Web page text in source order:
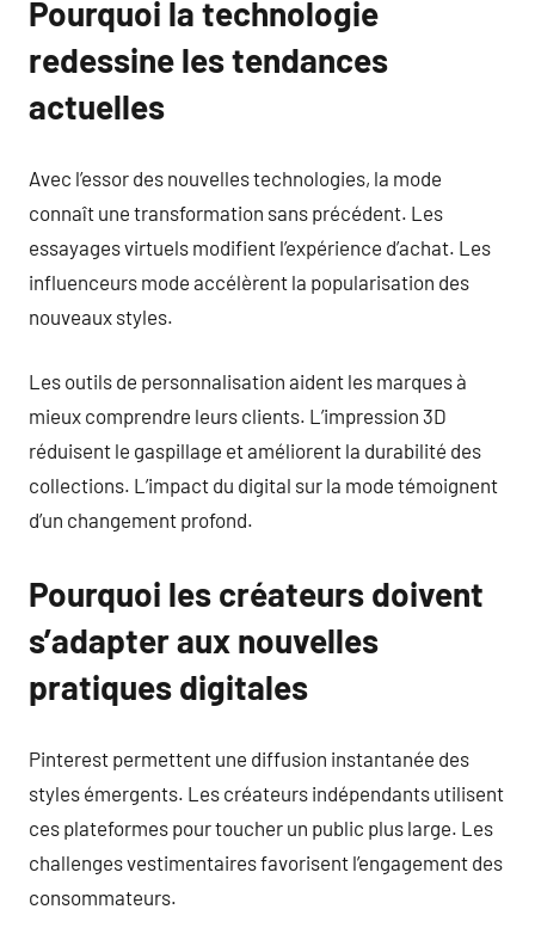
Pourquoi la technologie
redessine les tendances
actuelles
Avec l’essor des nouvelles technologies, la mode
connaît une transformation sans précédent. Les
essayages virtuels modifient l’expérience d’achat. Les
influenceurs mode accélèrent la popularisation des
nouveaux styles.
Les outils de personnalisation aident les marques à
mieux comprendre leurs clients. L’impression 3D
réduisent le gaspillage et améliorent la durabilité des
collections. L’impact du digital sur la mode témoignent
d’un changement profond.
Pourquoi les créateurs doivent
s’adapter aux nouvelles
pratiques digitales
Pinterest permettent une diffusion instantanée des
styles émergents. Les créateurs indépendants utilisent
ces plateformes pour toucher un public plus large. Les
challenges vestimentaires favorisent l’engagement des
consommateurs.